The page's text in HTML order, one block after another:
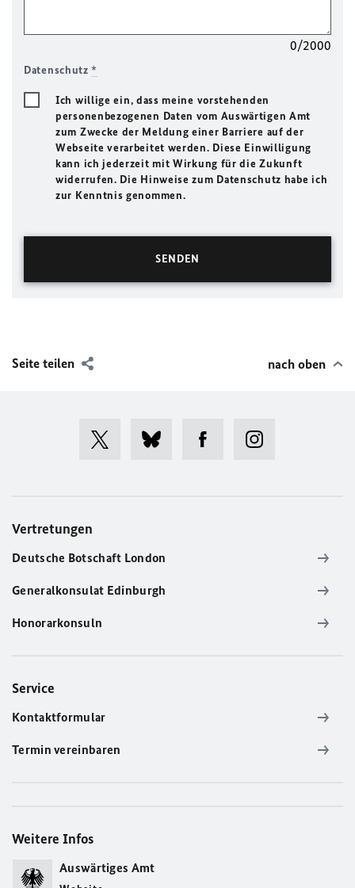
0/2000
Datenschutz*
Ich willige ein, dass meine vorstehenden
personenbezogenen Daten vom Auswärtigen Amt
zum Zwecke der Meldung einer Barriere auf der
Webseite verarbeitet werden. Diese Einwilligung
kann ich jederzeit mit Wirkung für die Zukunft
widerrufen. Die Hinweise zum Datenschutz habe ich
zur Kenntnis genommen.
Seite teilen nach oben
Vertretungen
Deutsche Botschaft London
Generalkonsulat Edinburgh
Honorarkonsuln
Service
Kontaktformular
Termin vereinbaren
Weitere Infos
Auswärtiges Amt